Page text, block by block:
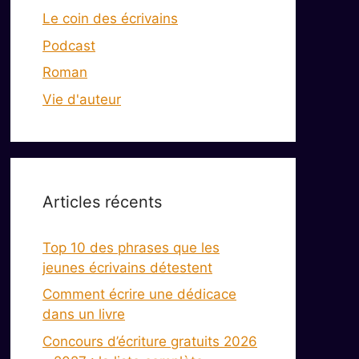
Le coin des écrivains
Podcast
Roman
Vie d'auteur
Articles récents
Top 10 des phrases que les
jeunes écrivains détestent
Comment écrire une dédicace
dans un livre
Concours d’écriture gratuits 2026